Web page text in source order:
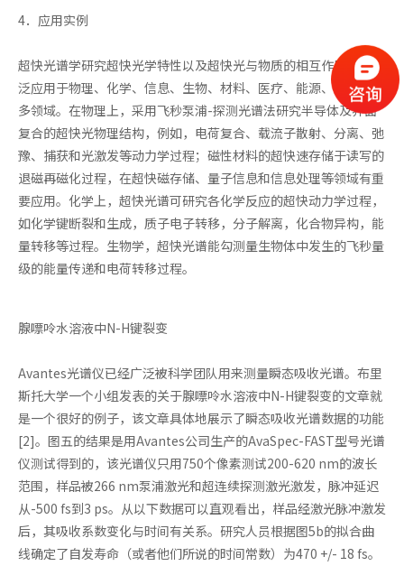
4．应用实例
超快光谱学研究超快光学特性以及超快光与物质的相互作用，可广
泛应用于物理、化学、信息、生物、材料、医疗、能源、环境等众
多领域。在物理上，采用飞秒泵浦-探测光谱法研究半导体及界面
复合的超快光物理结构，例如，电荷复合、载流子散射、分离、弛
豫、捕获和光激发等动力学过程；磁性材料的超快速存储于读写的
退磁再磁化过程，在超快磁存储、量子信息和信息处理等领域有重
要应用。化学上，超快光谱可研究各化学反应的超快动力学过程，
如化学键断裂和生成，质子电子转移，分子解离，化合物异构，能
量转移等过程。生物学，超快光谱能勾测量生物体中发生的飞秒量
级的能量传递和电荷转移过程。
腺嘌呤水溶液中N-H键裂变
Avantes光谱仪已经广泛被科学团队用来测量瞬态吸收光谱。布里
斯托大学一个小组发表的关于腺嘌呤水溶液中N-H键裂变的文章就
是一个很好的例子，该文章具体地展示了瞬态吸收光谱数据的功能
[2]。图五的结果是用Avantes公司生产的AvaSpec-FAST型号光谱
仪测试得到的，该光谱仪只用750个像素测试200-620 nm的波长
范围，样品被266 nm泵浦激光和超连续探测激光激发，脉冲延迟
从-500 fs到3 ps。从以下数据可以直观看出，样品经激光脉冲激发
后，其吸收系数变化与时间有关系。研究人员根据图5b的拟合曲
线确定了自发寿命（或者他们所说的时间常数）为470 +/- 18 fs。